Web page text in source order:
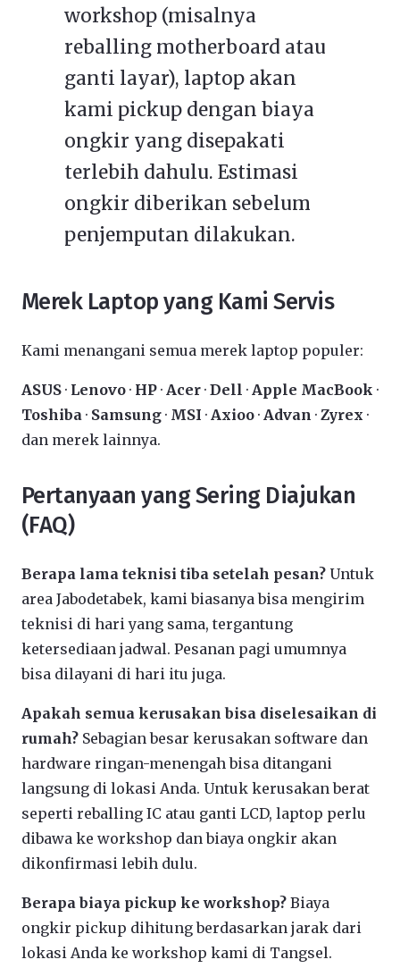
workshop (misalnya
reballing motherboard atau
ganti layar), laptop akan
kami pickup dengan biaya
ongkir yang disepakati
terlebih dahulu. Estimasi
ongkir diberikan sebelum
penjemputan dilakukan.
Merek Laptop yang Kami Servis
Kami menangani semua merek laptop populer:
ASUS · Lenovo · HP · Acer · Dell · Apple MacBook ·
Toshiba · Samsung · MSI · Axioo · Advan · Zyrex ·
dan merek lainnya.
Pertanyaan yang Sering Diajukan
(FAQ)
Berapa lama teknisi tiba setelah pesan? Untuk
area Jabodetabek, kami biasanya bisa mengirim
teknisi di hari yang sama, tergantung
ketersediaan jadwal. Pesanan pagi umumnya
bisa dilayani di hari itu juga.
Apakah semua kerusakan bisa diselesaikan di
rumah? Sebagian besar kerusakan software dan
hardware ringan-menengah bisa ditangani
langsung di lokasi Anda. Untuk kerusakan berat
seperti reballing IC atau ganti LCD, laptop perlu
dibawa ke workshop dan biaya ongkir akan
dikonfirmasi lebih dulu.
Berapa biaya pickup ke workshop? Biaya
ongkir pickup dihitung berdasarkan jarak dari
lokasi Anda ke workshop kami di Tangsel.